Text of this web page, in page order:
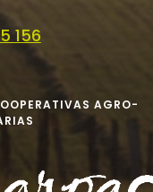
156
AGRO-